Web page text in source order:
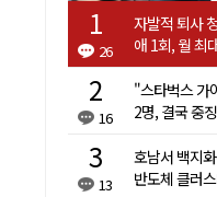
26
자발적 퇴사
애 1회, 월 최
16
"스타벅스 가
2명, 결국 중
13
호남서 백지
반도체 클러